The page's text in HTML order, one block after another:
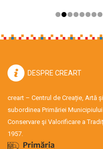
DESPRE CREART
creart – Centrul de Creație, Artă
subordinea Primăriei
Conservare şi Valorificare a
1957.